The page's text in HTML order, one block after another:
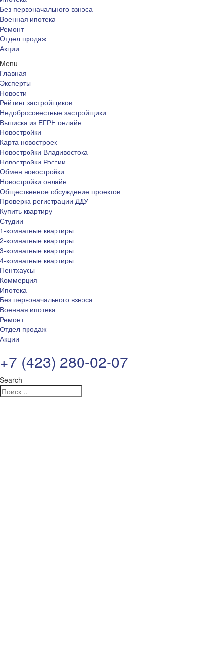
Без первоначального взноса
Военная ипотека
Ремонт
Отдел продаж
Акции
Menu
Главная
Эксперты
Новости
Рейтинг застройщиков
Недобросовестные застройщики
Выписка из ЕГРН онлайн
Новостройки
Карта новостроек
Новостройки Владивостока
Новостройки России
Обмен новостройки
Новостройки онлайн
Общественное обсуждение проектов
Проверка регистрации ДДУ
Купить квартиру
Студии
1-комнатные квартиры
2-комнатные квартиры
3-комнатные квартиры
4-комнатные квартиры
Пентхаусы
Коммерция
Ипотека
Без первоначального взноса
Военная ипотека
Ремонт
Отдел продаж
Акции
+7 (423) 280-02-07
Search